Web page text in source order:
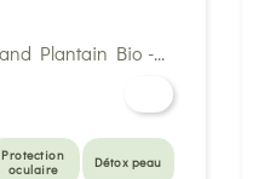
Protection
oculaire
Détox peau